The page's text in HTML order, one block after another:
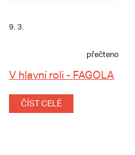
9. 3.
přečteno
V hlavní roli - FAGOLA
ČÍST CELÉ